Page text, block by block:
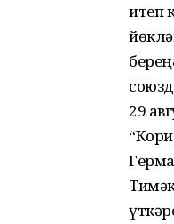
итеп
29